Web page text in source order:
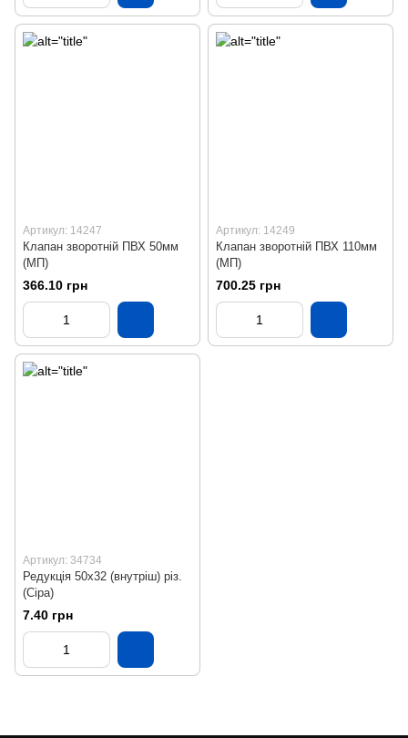
Артикул: 14247
Клапан зворотній ПВХ 50мм
(МП)
366.10 грн
Артикул: 14249
Клапан зворотній ПВХ 110мм
(МП)
700.25 грн
Артикул: 34734
Редукція 50х32 (внутріш) різ.
(Сіра)
7.40 грн